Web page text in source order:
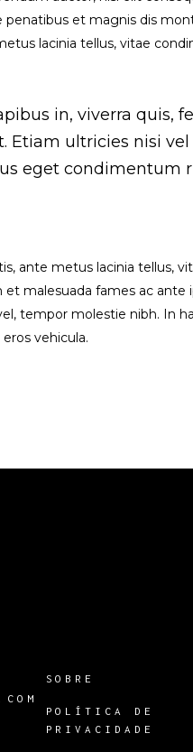
et magnis dis
lacinia tellus, vitae
in, viverra quis,
Etiam ultricies nisi
eget condimentum
ante metus lacinia tellus,
malesuada fames ac ante
tempor molestie nibh. In
vehicula.
SOBRE
POLÍTICA DE
PRIVACIDADE